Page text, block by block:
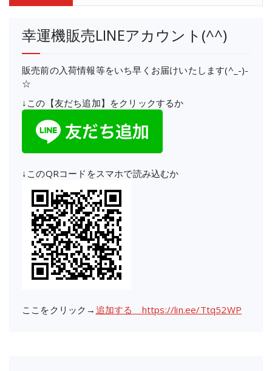
幸運機販売LINEアカウント(^^)
販売前の入荷情報等をいち早くお届けいたします(^_-)-
☆
↓この【友だち追加】をクリックするか
↓このQRコードをスマホで読み込むか
ここをクリック→ 追加する https://lin.ee/Ttq52WP